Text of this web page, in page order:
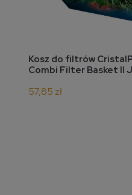
do
Kosz do filtrów
Combi Filter Basket II
57,85 zł